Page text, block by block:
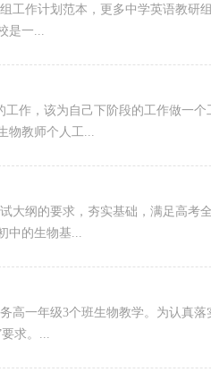
工作计划范本，更多中学英语教研
是一...
作，该为自己下阶段的工作做一个
物教师个人工...
大纲的要求，夯实基础，满足高考
中的生物基...
高一年级3个班生物教学。为认真落
求。...